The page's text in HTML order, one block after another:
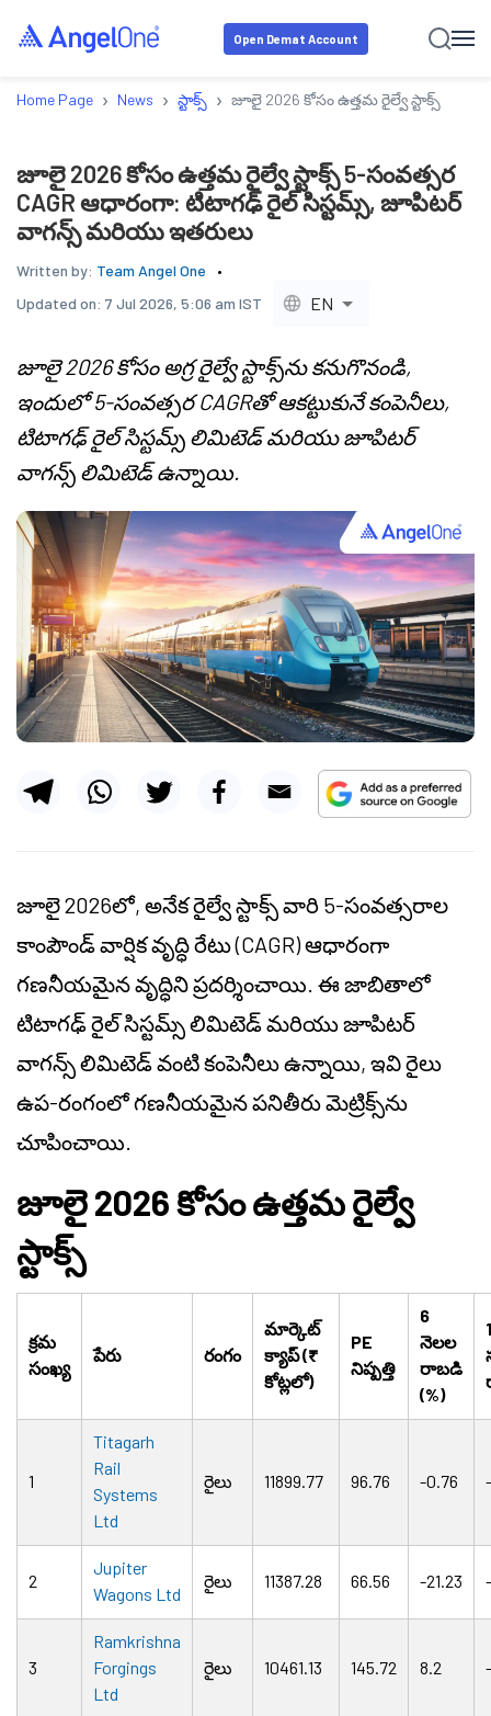
Open Demat Account
Home Page › News › స్టాక్స్ › జూలై 2026 కోసం ఉత్తమ రైల్వే స్టాక్స్ 5-
జూలై 2026 కోసం ఉత్తమ రైల్వే స్టాక్స్ 5-సంవత్సర
CAGR ఆధారంగా: టిటాగఢ్ రైల్ సిస్టమ్స్, జూపిటర్
వాగన్స్ మరియు ఇతరులు
Written by: Team Angel One
Updated on: 7 Jul 2026, 5:06 am IST EN
జూలై 2026 కోసం అగ్ర రైల్వే స్టాక్స్‌ను కనుగొనండి,
ఇందులో 5-సంవత్సర CAGRతో ఆకట్టుకునే కంపెనీలు,
టిటాగఢ్ రైల్ సిస్టమ్స్ లిమిటెడ్ మరియు జూపిటర్
వాగన్స్ లిమిటెడ్ ఉన్నాయి.
జూలై 2026లో, అనేక రైల్వే స్టాక్స్ వారి 5-సంవత్సరాల
కాంపౌండ్ వార్షిక వృద్ధి రేటు (CAGR) ఆధారంగా
గణనీయమైన వృద్ధిని ప్రదర్శించాయి. ఈ జాబితాలో
టిటాగఢ్ రైల్ సిస్టమ్స్ లిమిటెడ్ మరియు జూపిటర్
వాగన్స్ లిమిటెడ్ వంటి కంపెనీలు ఉన్నాయి, ఇవి రైలు
ఉప-రంగంలో గణనీయమైన పనితీరు మెట్రిక్స్‌ను
చూపించాయి.
జూలై 2026 కోసం ఉత్తమ రైల్వే
స్టాక్స్
క్రమ
సంఖ్య
పేరు రంగం
మార్కెట్
క్యాప్ (₹
కోట్లలో)
PE
నిష్పత్తి
6
నెలల
రాబడి
(%)
1
1
Titagarh
Rail
Systems
Ltd
రైలు 11899.77 96.76 -0.76
2
Jupiter
Wagons Ltd
రైలు 11387.28 66.56 -21.23
3
Ramkrishna
Forgings
Ltd
రైలు 10461.13 145.72 8.2